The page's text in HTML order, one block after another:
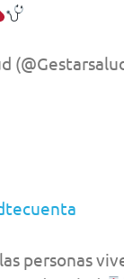
personas